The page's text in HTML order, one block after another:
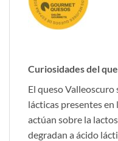
Curiosidades del
El queso Valleoscuro
lácticas presentes en
actúan sobre la
degradan a ácido